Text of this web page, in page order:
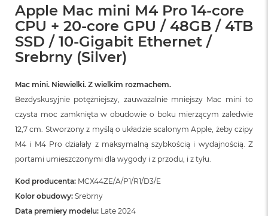
Apple Mac mini M4 Pro 14-core
CPU + 20-core GPU / 48GB / 4TB
SSD / 10-Gigabit Ethernet /
Srebrny (Silver)
Mac mini. Niewielki. Z wielkim rozmachem.
Bezdyskusyjnie potężniejszy, zauważalnie mniejszy Mac mini to
czysta moc zamknięta w obudowie o boku mierzącym zaledwie
12,7 cm. Stworzony z myślą o układzie scalonym Apple, żeby czipy
M4 i M4 Pro działały z maksymalną szybkością i wydajnością. Z
portami umieszczonymi dla wygody i z przodu, i z tyłu.
Kod producenta: MCX44ZE/A/P1/R1/D3/E
Kolor obudowy: Srebrny
Data premiery modelu: Late 2024